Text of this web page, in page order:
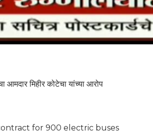
आमदार मिहीर कोटेचा यांच्या आरोप
for 900 electric buses